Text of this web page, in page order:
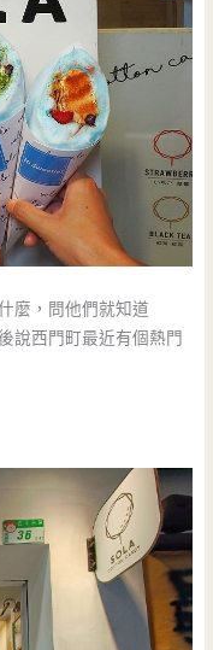
麼，問他們就知道
說西門町最近有個熱門